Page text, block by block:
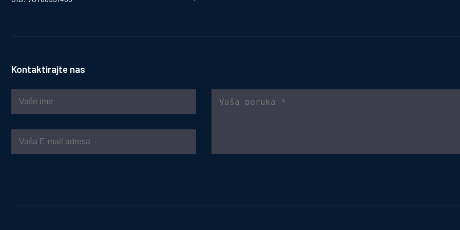
Kontaktirajte nas